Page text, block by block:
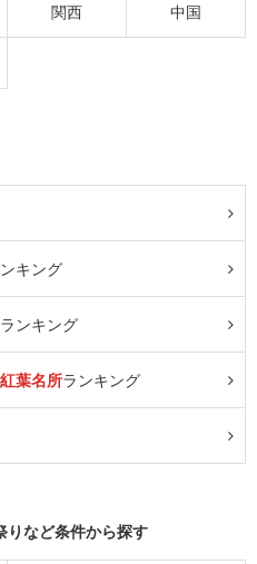
関西 中国
キング
ランキング
葉名所ランキング
りなど条件から探す